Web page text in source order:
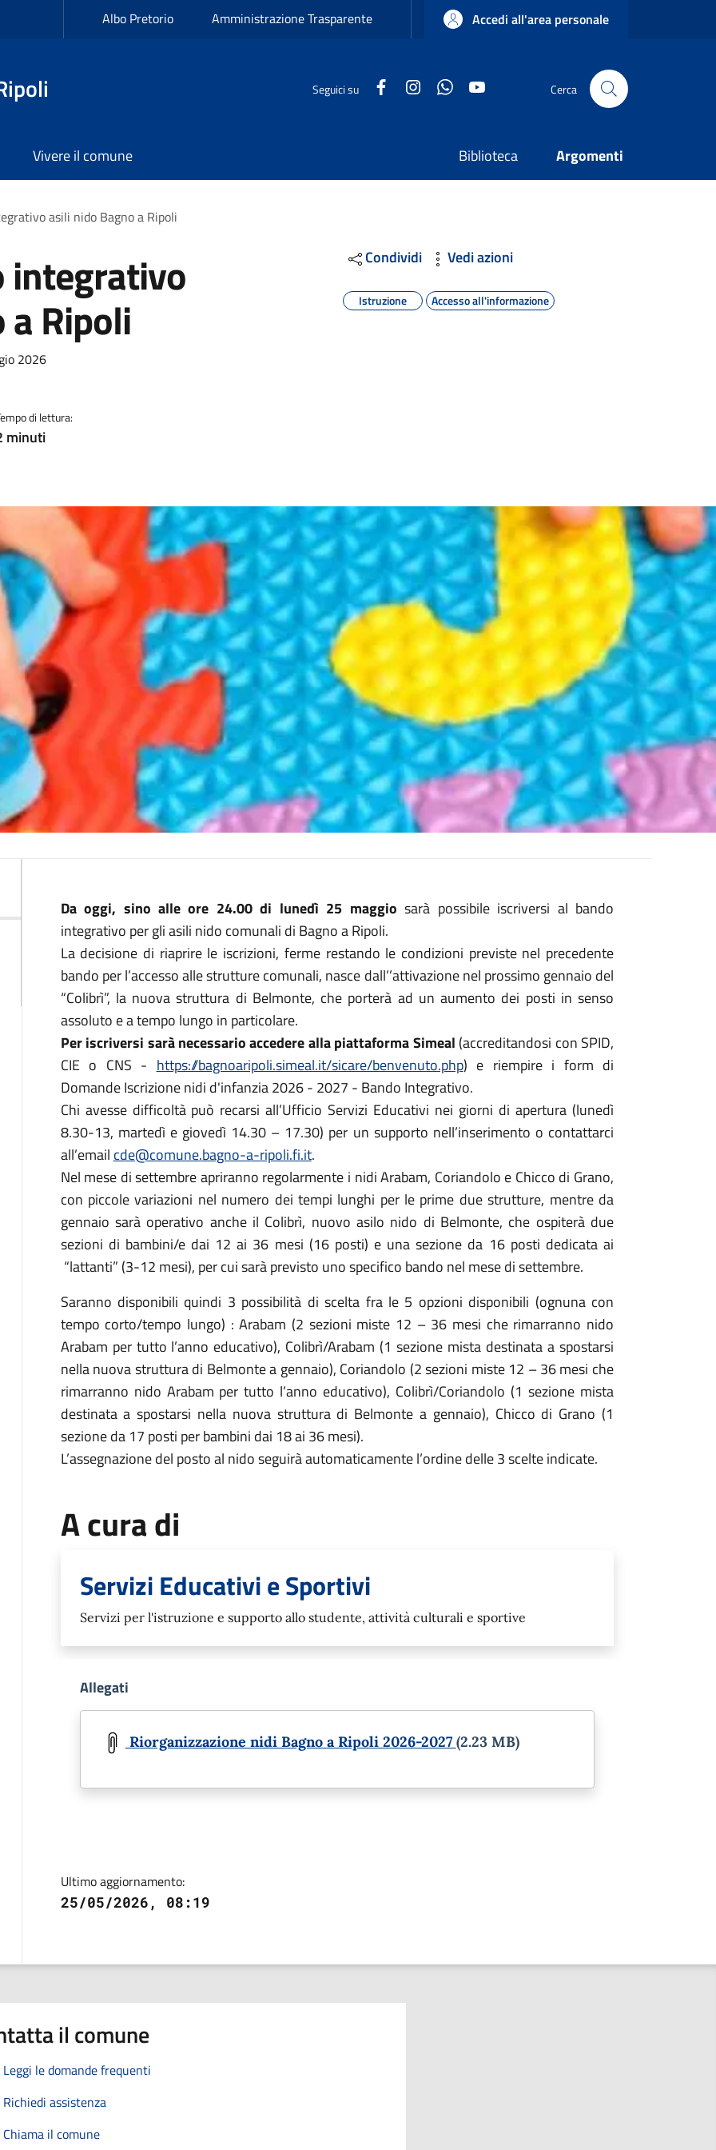
Albo Pretorio Amministrazione Trasparente Accedi all'area personale
Seguici su FacebookInstagramWhatsApp Cerca
Vivere il comune Biblioteca Argomenti
asili nido Bagno a Ripoli
integrativo
Ripoli
2026
di lettura:
minuti
Condividi Vedi azioni
Istruzione Accesso all'informazione
Descrizione
Da oggi, sino alle ore 24.00 di lunedì 25 maggio sarà possibile iscriversi al bando
integrativo per gli asili nido comunali di Bagno a Ripoli.
La decisione di riaprire le iscrizioni, ferme restando le condizioni previste nel precedente
bando per l’accesso alle strutture comunali, nasce dall’’attivazione nel prossimo gennaio del
“Colibrì”, la nuova struttura di Belmonte, che porterà ad un aumento dei posti in senso
assoluto e a tempo lungo in particolare.
Per iscriversi sarà necessario accedere alla piattaforma Simeal (accreditandosi con SPID,
CIE o CNS - https://bagnoaripoli.simeal.it/sicare/benvenuto.php) e riempire i form di
Domande Iscrizione nidi d'infanzia 2026 - 2027 - Bando Integrativo.
Chi avesse difficoltà può recarsi all’Ufficio Servizi Educativi nei giorni di apertura (lunedì
8.30-13, martedì e giovedì 14.30 – 17.30) per un supporto nell’inserimento o contattarci
all’email cde@comune.bagno-a-ripoli.fi.it.
Nel mese di settembre apriranno regolarmente i nidi Arabam, Coriandolo e Chicco di Grano,
con piccole variazioni nel numero dei tempi lunghi per le prime due strutture, mentre da
gennaio sarà operativo anche il Colibrì, nuovo asilo nido di Belmonte, che ospiterà due
sezioni di bambini/e dai 12 ai 36 mesi (16 posti) e una sezione da 16 posti dedicata ai
“lattanti” (3-12 mesi), per cui sarà previsto uno specifico bando nel mese di settembre.
Saranno disponibili quindi 3 possibilità di scelta fra le 5 opzioni disponibili (ognuna con
tempo corto/tempo lungo) : Arabam (2 sezioni miste 12 – 36 mesi che rimarranno nido
Arabam per tutto l’anno educativo), Colibrì/Arabam (1 sezione mista destinata a spostarsi
nella nuova struttura di Belmonte a gennaio), Coriandolo (2 sezioni miste 12 – 36 mesi che
rimarranno nido Arabam per tutto l’anno educativo), Colibrì/Coriandolo (1 sezione mista
destinata a spostarsi nella nuova struttura di Belmonte a gennaio), Chicco di Grano (1
sezione da 17 posti per bambini dai 18 ai 36 mesi).
L’assegnazione del posto al nido seguirà automaticamente l’ordine delle 3 scelte indicate.
A cura di
Servizi Educativi e Sportivi
Servizi per l'istruzione e supporto allo studente, attività culturali e sportive
Allegati
Riorganizzazione nidi Bagno a Ripoli 2026-2027 (2.23 MB)
Ultimo aggiornamento:
25/05/2026, 08:19
il comune
Leggi le domande frequenti
Richiedi assistenza
Chiama il comune